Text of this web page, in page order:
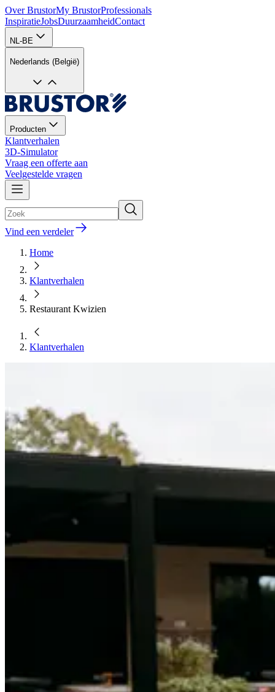
Over BrustorMy BrustorProfessionals
InspiratieJobsDuurzaamheidContact
NL-BE
Nederlands (België)
Producten
Klantverhalen
3D-Simulator
Vraag een offerte aan
Veelgestelde vragen
Vind een verdeler
Home
Klantverhalen
Restaurant Kwizien
Klantverhalen